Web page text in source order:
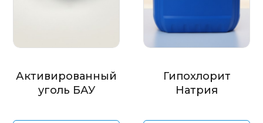
Активированный
уголь БАУ
Гипохлорит
Натрия